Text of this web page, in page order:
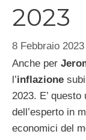
2023
8 Febbraio 2023
Anche per
l’inflazione
2023. E’
dell’esperto in
economici del